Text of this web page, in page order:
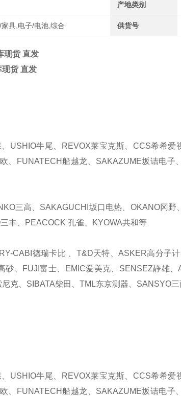
产地类别
具,电子/电池,综合 供货号
现货 直发
货 直发
USHIO牛尾、REVOX莱宝克斯、CCS希希
、FUNATECH船越龙、SAKAZUME坂诘电子
三高、SAKAGUCHI坂口电热、OKANO冈
丰、PEACOCK 孔雀、KYOWA共和等
CABI德瑞卡比 、T&D天特、ASKER高分子
砂、FUJI富士、EMIC爱美克、SENSEZ静雄
克、SIBATA柴田、TML东京测器、SANSYO
USHIO牛尾、REVOX莱宝克斯、CCS希希
、FUNATECH船越龙、SAKAZUME坂诘电子